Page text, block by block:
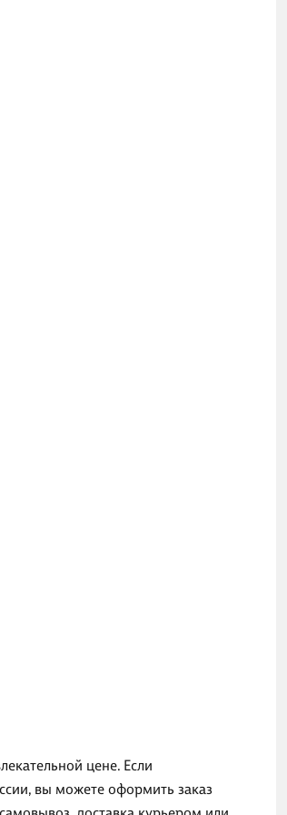
цене. Если
вы можете оформить заказ